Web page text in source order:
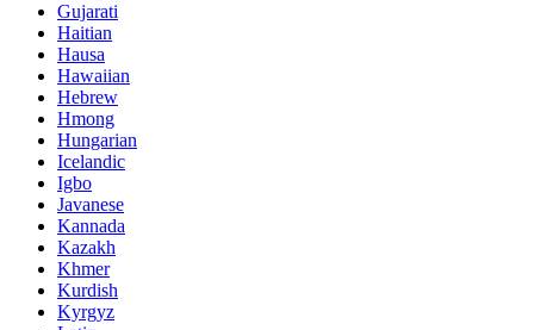
Gujarati
Haitian
Hausa
Hawaiian
Hebrew
Hmong
Hungarian
Icelandic
Igbo
Javanese
Kannada
Kazakh
Khmer
Kurdish
Kyrgyz